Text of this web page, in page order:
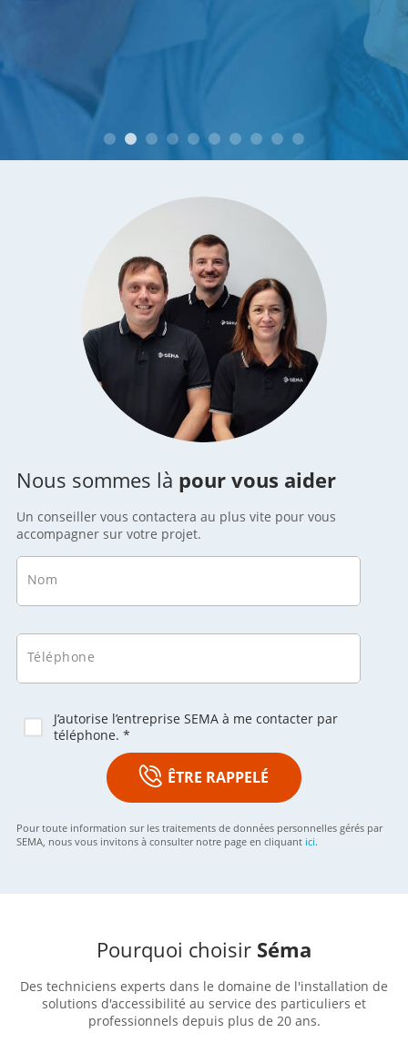
entre la commande et exécution très courts.
Agréable surprise en tout points. (retour du
questionnaire de satisfaction 1 mois après
utilisation)
M. et Mme B. à Montélimar (26)
Nous sommes là pour vous aider
Un conseiller vous contactera au plus vite pour vous
accompagner sur votre projet.
Nom
Téléphone
J’autorise l’entreprise SEMA à me contacter par
téléphone. *
ÊTRE RAPPELÉ
Pour toute information sur les traitements de données personnelles gérés par
SEMA, nous vous invitons à consulter notre page en cliquant ici.
Pourquoi choisir Séma
Des techniciens experts dans le domaine de l'installation de
solutions d'accessibilité au service des particuliers et
professionnels depuis plus de 20 ans.